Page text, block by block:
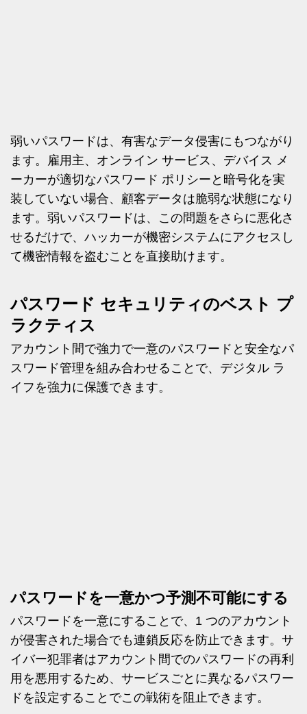
弱いパスワードは、有害なデータ侵害にもつながり
ます。雇用主、オンライン サービス、デバイス メ
ーカーが適切なパスワード ポリシーと暗号化を実
装していない場合、顧客データは脆弱な状態になり
ます。弱いパスワードは、この問題をさらに悪化さ
せるだけで、ハッカーが機密システムにアクセスし
て機密情報を盗むことを直接助けます。
パスワード セキュリティのベスト プ
ラクティス
アカウント間で強力で一意のパスワードと安全なパ
スワード管理を組み合わせることで、デジタル ラ
イフを強力に保護できます。
パスワードを一意かつ予測不可能にする
パスワードを一意にすることで、1 つのアカウント
が侵害された場合でも連鎖反応を防止できます。サ
イバー犯罪者はアカウント間でのパスワードの再利
用を悪用するため、サービスごとに異なるパスワー
ドを設定することでこの戦術を阻止できます。